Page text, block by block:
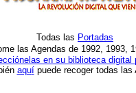
Todas las Portadas
las Agendas de 1992, 1993,
en su biblioteca digital
én aquípuede recoger todas las